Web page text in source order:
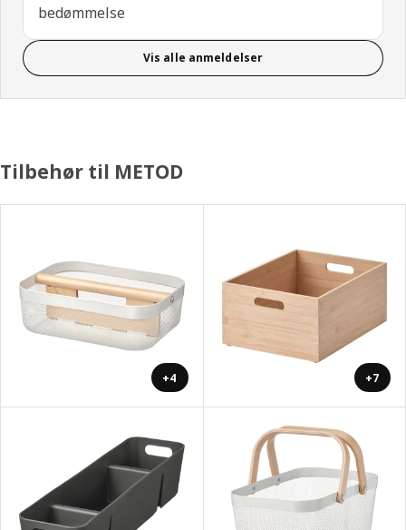
bedømmelse
Vis alle anmeldelser
Tilbehør til METOD
+4 +7